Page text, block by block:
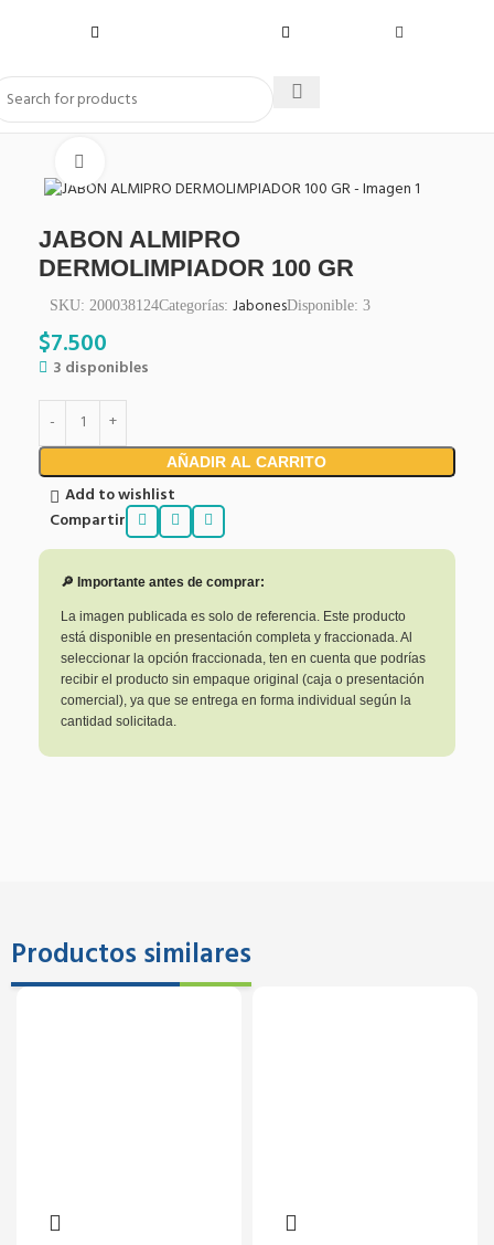
JABON ALMIPRO
DERMOLIMPIADOR 100 GR
SKU: 200038124Categorías: JabonesDisponible: 3
$7.500
3 disponibles
AÑADIR AL CARRITO
Add to wishlist
Compartir
🔎 Importante antes de comprar:
La imagen publicada es solo de referencia. Este producto
está disponible en presentación completa y fraccionada. Al
seleccionar la opción fraccionada, ten en cuenta que podrías
recibir el producto sin empaque original (caja o presentación
comercial), ya que se entrega en forma individual según la
cantidad solicitada.
Productos similares